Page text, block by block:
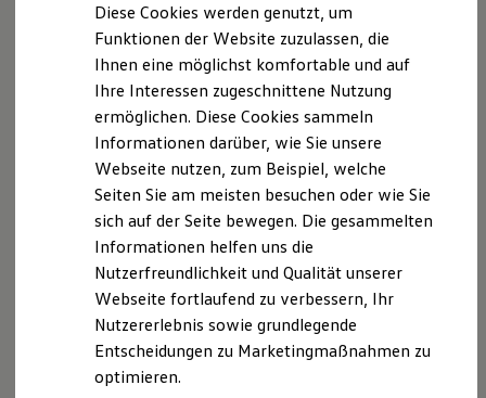
Für Privatkunden
Für Gewerbekunden
Leasing
Für Privatkunden
Für Gewerbekunden
Versicherungen & Garantien
Garantien
Kfz-Versicherung für Nutzfahrzeuge
Restschuldversicherung
Wartungsverträge
Besitzer & Service
Reparatur & Service
Sommer-Special
Reparatur, Pflege & Inspektion
Servicetermin anfragen
Service-Vorteile bei Volkswagen Nutzfahrzeuge
ServicePlus
Economy Service
Räder & Reifen Service
Ersatzfahrzeuge
Der ID. Buzz
Ab 52.270,75 € inkl. MwSt.
Ab 43.925,00 € exkl. MwSt.
Platz da. Der neue Multivan
kommt.
Diese Cookies werden genutzt, um
Funktionen der Website zuzulassen, die
Ihnen eine möglichst komfortable und auf
Ihre Interessen zugeschnittene Nutzung
ermöglichen. Diese Cookies sammeln
Informationen darüber, wie Sie unsere
Webseite nutzen, zum Beispiel, welche
Seiten Sie am meisten besuchen oder wie Sie
sich auf der Seite bewegen. Die gesammelten
Informationen helfen uns die
Nutzerfreundlichkeit und Qualität unserer
Webseite fortlaufend zu verbessern, Ihr
Nutzererlebnis sowie grundlegende
Entscheidungen zu Marketingmaßnahmen zu
optimieren.